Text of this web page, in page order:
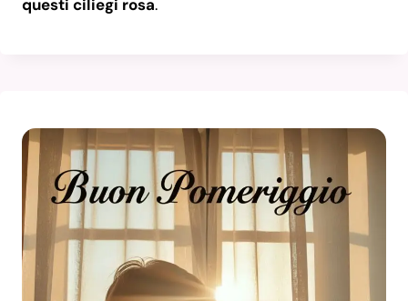
questi ciliegi rosa.